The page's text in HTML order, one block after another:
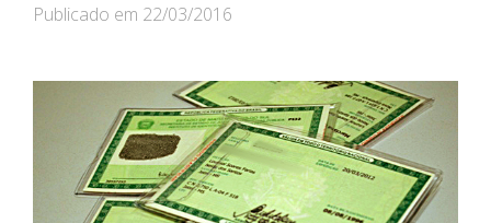
Publicado em 22/03/2016